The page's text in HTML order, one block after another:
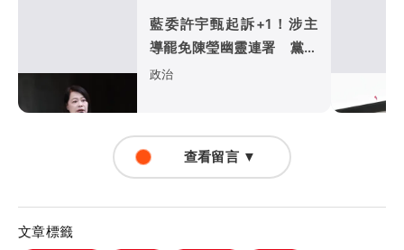
藍委許宇甄起訴+1！涉主
導罷免陳瑩幽靈連署 黨工
收紅包「趕工」慘了
政治
查看留言 ▼
文章標籤